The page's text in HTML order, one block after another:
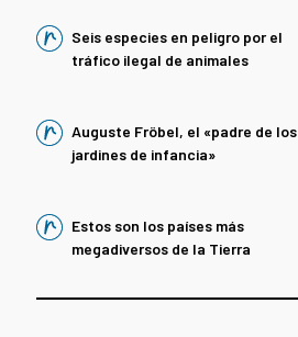
Seis especies en peligro por el
tráfico ilegal de animales
Auguste Fröbel, el «padre de los
jardines de infancia»
Estos son los países más
megadiversos de la Tierra